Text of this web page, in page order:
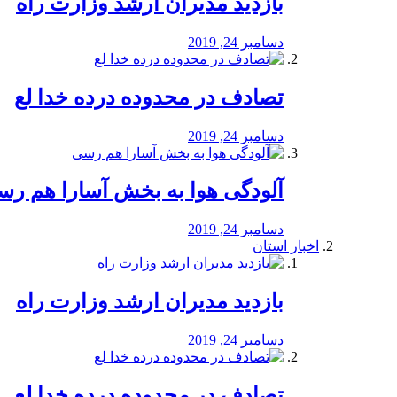
دسامبر 24, 2019
تصادف در محدوده درده خدا لع
دسامبر 24, 2019
آلودگی هوا به بخش آسارا هم
دسامبر 24, 2019
اخبار استان
بازدید مدیران ارشد وزارت راه
دسامبر 24, 2019